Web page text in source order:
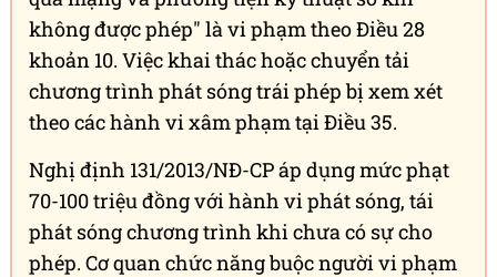
không được phép" là vi phạm theo Điều 28
khoản 10. Việc khai thác hoặc chuyển tải
chương trình phát sóng trái phép bị xem xét
theo các hành vi xâm phạm tại Điều 35.
Nghị định 131/2013/NĐ-CP áp dụng mức phạt
70-100 triệu đồng với hành vi phát sóng, tái
phát sóng chương trình khi chưa có sự cho
phép. Cơ quan chức năng buộc người vi phạm